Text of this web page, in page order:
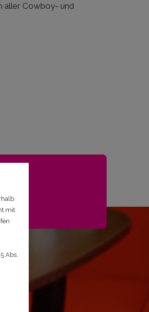
aller Cowboy- und
mit
Abs.